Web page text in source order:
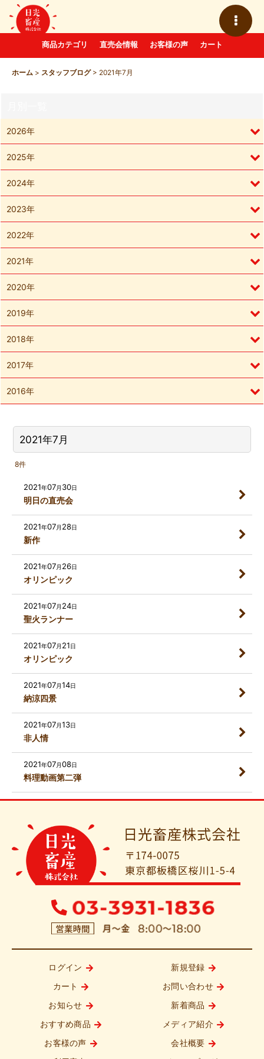
商品カテゴリ 直売会情報 お客様の声 カート
ホーム > スタッフブログ > 2021年7月
2021年7月
8件
2021年07月 30日
明日の直売会
2021年07月 28日
新作
2021年07月 26日
オリンピック
2021年07月 24日
聖火ランナー
2021年07月 21日
オリンピック
2021年07月14日
納涼四景
2021年07月13日
非人情
2021年07月08日
料理動画第二弾
2026年
2025年
2024年
2023年
2022年
2021年
2020年
2019年
2018年
2017年
2016年
ログイン 新規登録
カート お問い合わせ
お知らせ 新着商品
おすすめ商品 メディア紹介
お客様の声 会社概要